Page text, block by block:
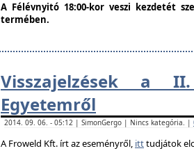
A Félévnyitó 18:00-kor veszi kezdetét
termében.
Visszajelzések a
Egyetemről
2014. 09. 06. - 05:12 | SimonGergo | Nincs kategória. |
A Froweld Kft. írt az eseményről, itttudjátok